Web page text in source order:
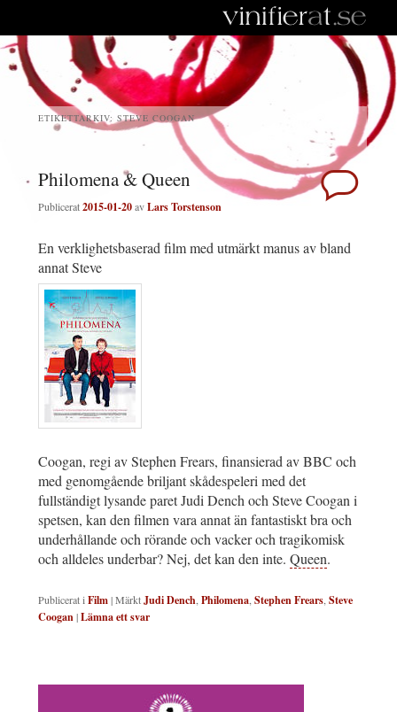
ETIKETTARKIV: STEVE COOGAN
Philomena & Queen
Publicerat2015-01-20avLars Torstenson
En verklighetsbaserad film med utmärkt manus av bland
annat Steve
Coogan, regi av Stephen Frears, finansierad av BBC och
med genomgående briljant skådespeleri med det
fullständigt lysande paret Judi Dench och Steve Coogan i
spetsen, kan den filmen vara annat än fantastiskt bra och
underhållande och rörande och vacker och tragikomisk
och alldeles underbar? Nej, det kan den inte. Queen.
Publicerat i Film|MärktJudi Dench Philomena Stephen Frears Steve
Coogan|Lämna ett svar